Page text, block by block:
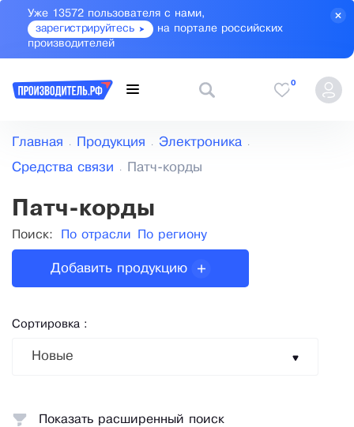
Уже 13572 пользователя с нами,
зарегистрируйтесь
на портале российских
производителей
0
Главная Продукция Электроника
Средства связи Патч-корды
Патч-корды
Поиск: По отрасли По региону
Сортировка :
Новые
Добавить продукцию
Показать расширенный поиск